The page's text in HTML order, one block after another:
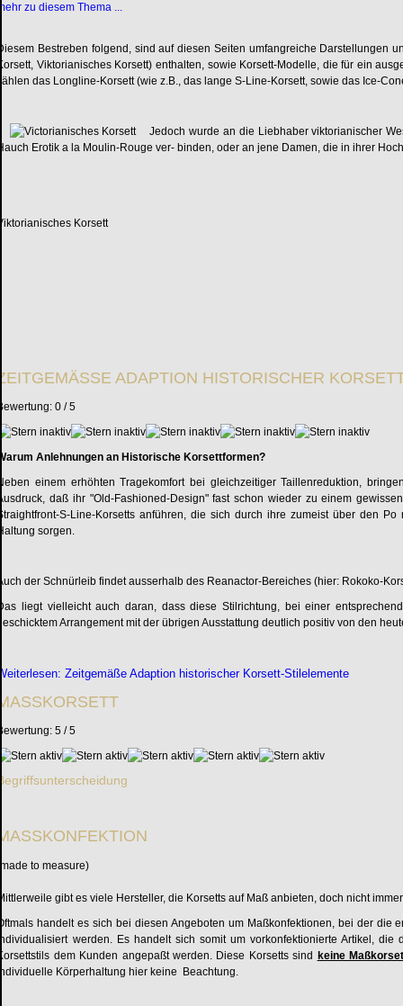
zu diesem Thema ...
Bestreben folgend, sind auf diesen Seiten umfangreiche Darstellungen
Viktorianisches Korsett) enthalten, sowie Korsett-Modelle, die für ein
das Longline-Korsett (wie z.B., das lange S-Line-Korsett, sowie das Ice-
Jedoch wurde an die Liebhaber viktorianischer
Erotik a la Moulin-Rouge ver- binden, oder an jene Damen, die in ihrer
Korsett
ADAPTION HISTORISCHER
0 /5
Anlehnungen an Historische Korsettformen?
einem erhöhten Tragekomfort bei gleichzeitiger Taillenreduktion,
daß ihr "Old-Fashioned-Design" fast schon wieder zu einem
S-Line-Korsetts anführen, die sich durch ihre zumeist über den
sorgen.
der Schnürleib findet ausserhalb des Reanactor-Bereiches (hier: Rokoko-
liegt vielleicht auch daran, dass diese Stilrichtung, bei einer
Arrangement mit der übrigen Ausstattung deutlich positiv von den
Zeitgemäße Adaption historischer Korsett-Stilelemente
5 /5
to measure)
gibt es viele Hersteller, die Korsetts auf Maß anbieten, doch nicht
handelt es sich bei diesen Angeboten um Maßkonfektionen, bei der die
werden. Es handelt sich somit um vorkonfektionierte Artikel,
dem Kunden angepaßt werden. Diese Korsetts sind keine
Körperhaltung hier keine Beachtung.